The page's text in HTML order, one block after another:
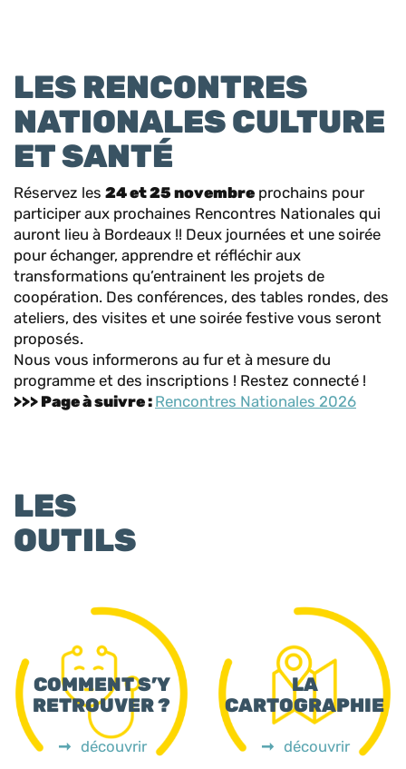
LES RENCONTRES
NATIONALES CULTURE
ET SANTÉ
Réservez les 24 et 25 novembre prochains pour
participer aux prochaines Rencontres Nationales qui
auront lieu à Bordeaux !! Deux journées et une soirée
pour échanger, apprendre et réfléchir aux
transformations qu’entrainent les projets de
coopération. Des conférences, des tables rondes, des
ateliers, des visites et une soirée festive vous seront
proposés.
Nous vous informerons au fur et à mesure du
programme et des inscriptions ! Restez connecté !
>>> Page à suivre : Rencontres Nationales 2026
LES
OUTILS
COMMENT S’Y
RETROUVER ?
découvrir
LA
CARTOGRAPHIE
découvrir